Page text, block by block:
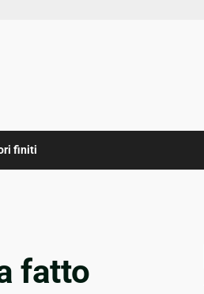
finiti
fatto